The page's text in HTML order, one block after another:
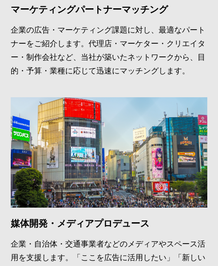
マーケティングパートナーマッチング
企業の広告・マーケティング課題に対し、最適なパート
ナーをご紹介します。代理店・マーケター・クリエイタ
ー・制作会社など、当社が築いたネットワークから、目
的・予算・業種に応じて迅速にマッチングします。
媒体開発・メディアプロデュース
企業・自治体・交通事業者などのメディアやスペース活
用を支援します。「ここを広告に活用したい」「新しい